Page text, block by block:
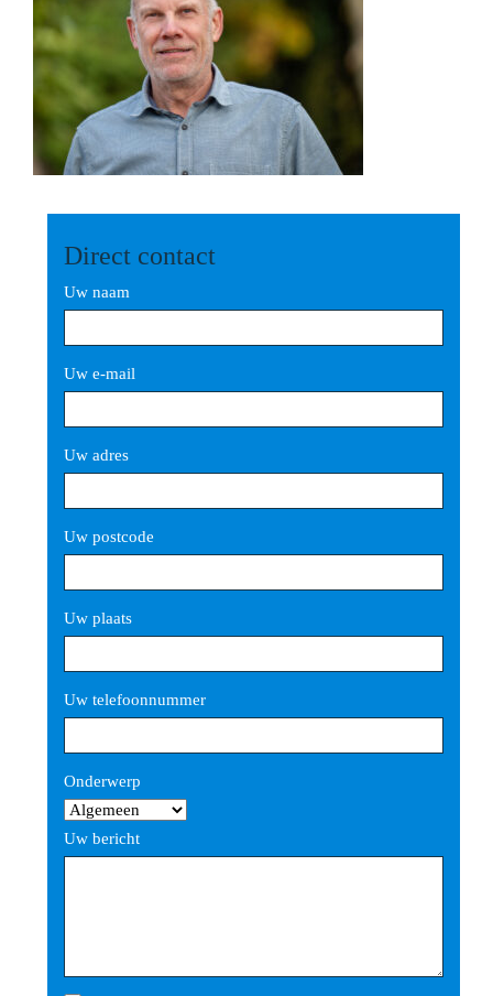
Direct contact
Uw naam
Uw e-mail
Uw adres
Uw postcode
Uw plaats
Uw telefoonnummer
Onderwerp
Uw bericht